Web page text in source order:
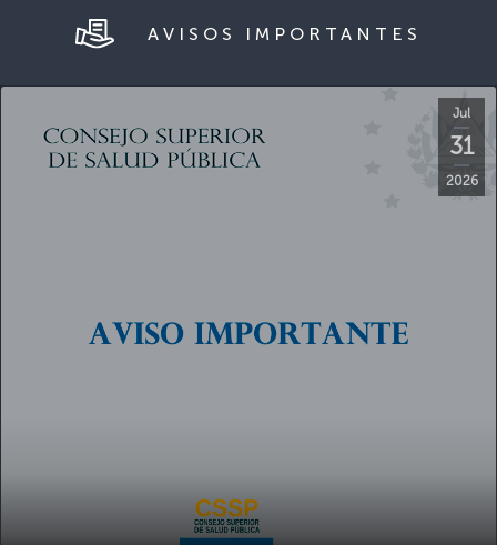
31
2026
OFERTA DE EMPLEO